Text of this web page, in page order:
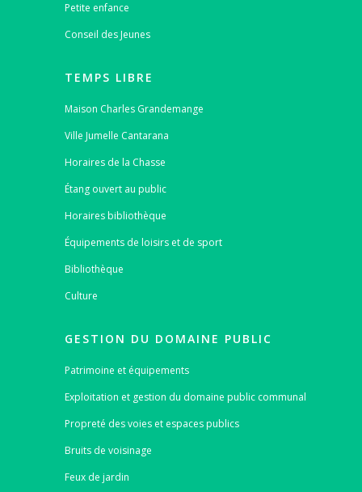
Petite enfance
Conseil des Jeunes
TEMPS LIBRE
Maison Charles Grandemange
Ville Jumelle Cantarana
Horaires de la Chasse
Étang ouvert au public
Horaires bibliothèque
Équipements de loisirs et de sport
Bibliothèque
Culture
GESTION DU DOMAINE PUBLIC
Patrimoine et équipements
Exploitation et gestion du domaine public communal
Propreté des voies et espaces publics
Bruits de voisinage
Feux de jardin